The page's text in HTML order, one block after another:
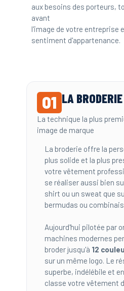
aux besoins des porteurs,
avant
l'image de votre entreprise
sentiment d'appartenance.
01 LA BRODERIE
La technique la plus
image de marque
La broderie offre la
plus solide et la plus
votre vêtement
se réaliser aussi bien
shirt ou un sweat que
bermudas ou
Aujourd'hui pilotée par
machines modernes
broder jusqu'à 12
sur un même logo. Le
superbe, indélébile et
classe votre vêtement